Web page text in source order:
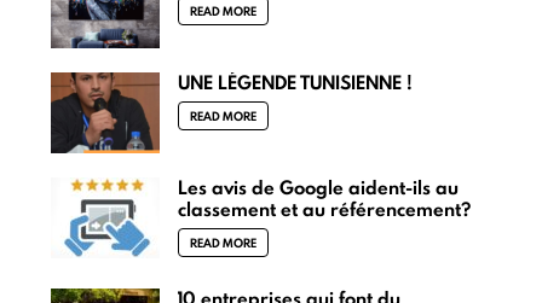
READ MORE
UNE LÉGENDE TUNISIENNE !
READ MORE
Les avis de Google aident-ils au
classement et au référencement?
READ MORE